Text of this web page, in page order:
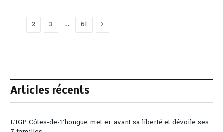
2 3 … 61 Next
Articles récents
L’IGP Côtes-de-Thongue met en avant sa liberté et dévoile ses